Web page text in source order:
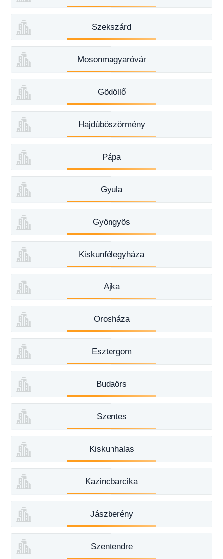
Szekszárd
Mosonmagyaróvár
Gödöllő
Hajdúböszörmény
Pápa
Gyula
Gyöngyös
Kiskunfélegyháza
Ajka
Orosháza
Esztergom
Budaörs
Szentes
Kiskunhalas
Kazincbarcika
Jászberény
Szentendre